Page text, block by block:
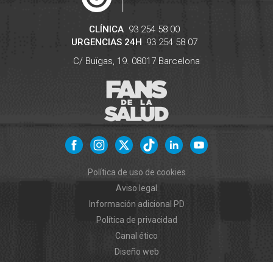
CLÍNICA 93 254 58 00
URGENCIAS 24H 93 254 58 07
C/ Buïgas, 19. 08017 Barcelona
Política de uso de cookies
Aviso legal
Información adicional PD
Política de privacidad
Canal ético
Diseño web